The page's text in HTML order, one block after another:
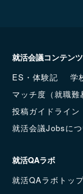
就活会議コンテンツ
ES・体験記
学
マッチ度（就職難
投稿ガイドライン
就活会議Jobsに
就活QAラボ
就活QAラボトッ